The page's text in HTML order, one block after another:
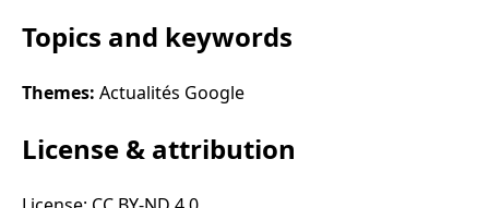
Topics and keywords
Themes: Actualités Google
License & attribution